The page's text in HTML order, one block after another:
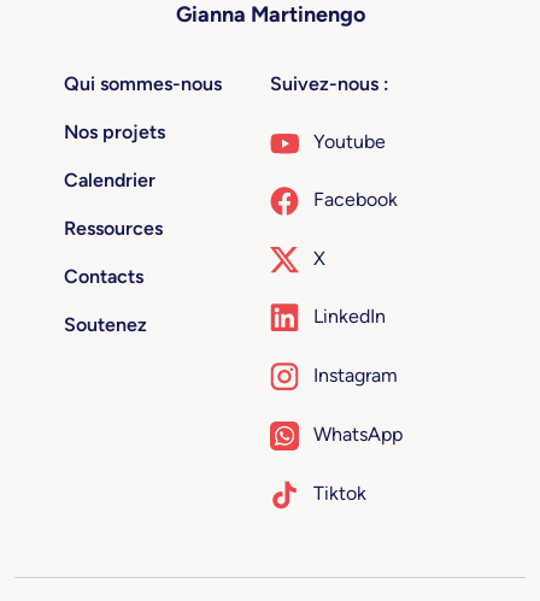
Gianna Martinengo
Qui sommes-nous
Nos projets
Calendrier
Ressources
Contacts
Soutenez
Suivez-nous :
Youtube
Facebook
X
LinkedIn
Instagram
WhatsApp
Tiktok